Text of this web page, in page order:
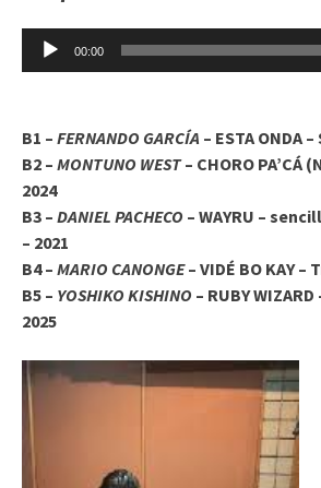
Reproductor
de
00:00
B1 – FERNANDO GARCÍA – ESTA ONDA
B2 – MONTUNO WEST– CHORO PA’CÁ
2024
B3 – DANIEL PACHECO – WAYRU –
– 2021
B4 – MARIO CANONGE– VIDÉ BO KAY –
B5 – YOSHIKO KISHINO – RUBY
2025